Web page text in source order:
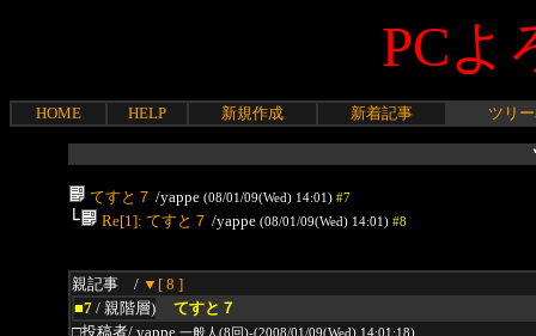
PCよ
HOME HELP 新規作成 新着記事 ツリ
てすと７ /yappe (08/01/09(Wed) 14:01) #7
└ Re[1]: てすと７ /yappe (08/01/09(Wed) 14:01) #8
親記事 / ▼[ 8 ]
■7/ 親階層)
てすと７
□投稿者/ yappe 一般人(8回)-(2008/01/09(Wed) 14:01:18)